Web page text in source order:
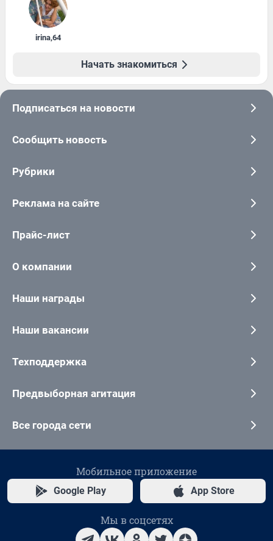
irina,64
Начать знакомиться
Подписаться на новости
Сообщить новость
Рубрики
Реклама на сайте
Прайс-лист
О компании
Наши награды
Наши вакансии
Техподдержка
Предвыборная агитация
Все города сети
Мобильное приложение
Google Play App Store
Мы в соцсетях